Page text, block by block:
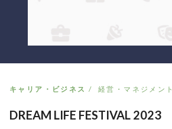
キャリア・ビジネス 経営・マネジメント
DREAM LIFE FESTIVAL 2023